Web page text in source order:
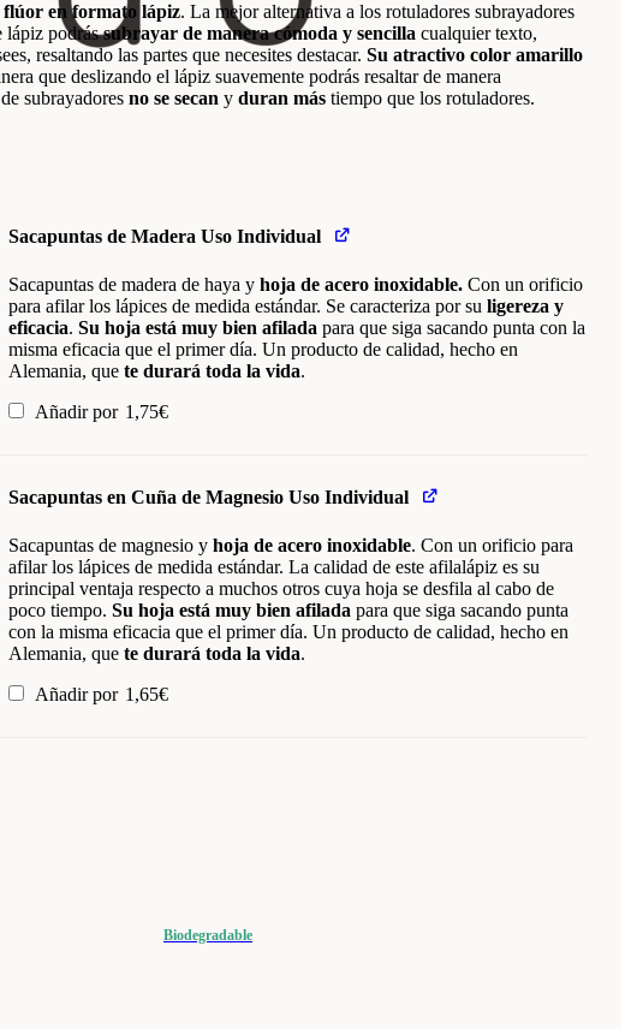
en formato lápiz. La mejor alternativa a los rotuladores subrayadores
lápiz podrássubrayar de manera cómoda y sencilla cualquier texto,
resaltando las partes que necesites destacar. Su atractivo color amarillo
que deslizando el lápiz suavemente podrás resaltar de manera
subrayadores no se secan y duran más tiempo que los rotuladores.
Sacapuntas de Madera Uso Individual
Sacapuntas de madera de haya yhoja de acero inoxidable. Con un orificio
para afilar los lápices de medida estándar. Se caracteriza por suligereza y
eficacia.Su hoja está muy bien afilada para que siga sacando punta con la
misma eficacia que el primer día. Un producto de calidad, hecho en
Alemania, quete durará toda la vida.
Añadir por 1,75€
Sacapuntas en Cuña de Magnesio Uso Individual
Sacapuntas de magnesio yhoja de acero inoxidable. Con un orificio para
afilar los lápices de medida estándar. La calidad de este afilalápiz es su
principal ventaja respecto a muchos otros cuya hoja se desfila al cabo de
poco tiempo.Su hoja está muy bien afilada para que siga sacando punta
con la misma eficacia que el primer día. Un producto de calidad, hecho en
Alemania, quete durará toda la vida.
Añadir por 1,65€
Biodegradable